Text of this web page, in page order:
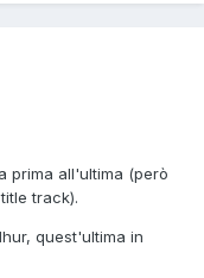
prima all'ultima (però
track).
quest'ultima in